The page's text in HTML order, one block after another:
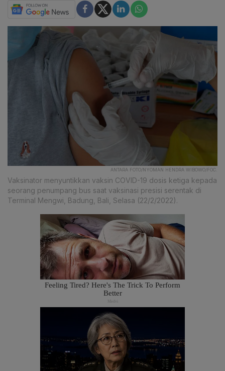
ANTARA FOTO/NYOMAN HENDRA WIBOWO/FOC.
Vaksinator menyuntikkan vaksin COVID-19 dosis ketiga kepada
seorang penumpang bus saat vaksinasi presisi serentak di
Terminal Mengwi, Badung, Bali, Selasa (22/2/2022).